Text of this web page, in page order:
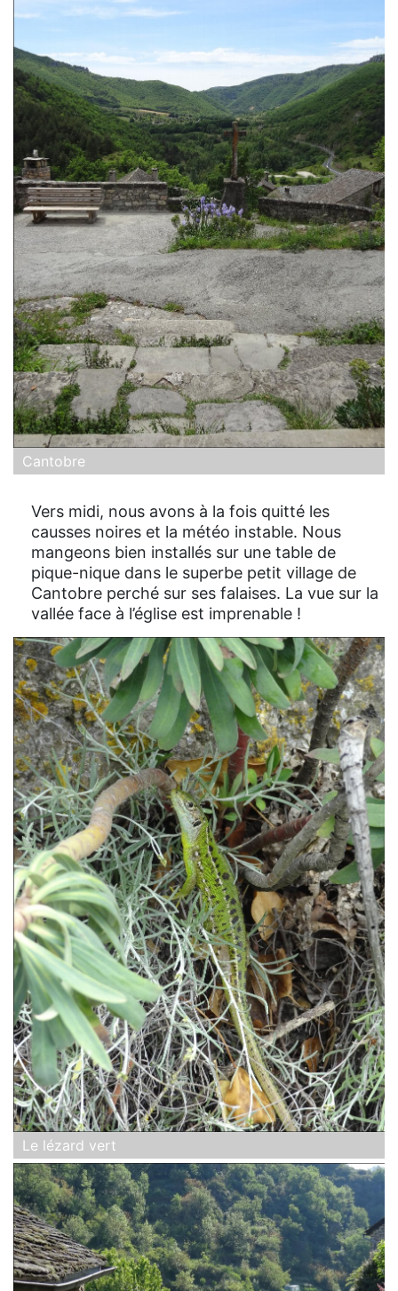
Cantobre
Vers midi, nous avons à la fois quitté les
causses noires et la météo instable. Nous
mangeons bien installés sur une table de
pique-nique dans le superbe petit village de
Cantobre perché sur ses falaises. La vue sur la
vallée face à l’église est imprenable !
Le lézard vert